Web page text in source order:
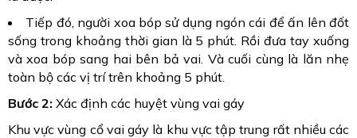
Tiếp đó, người xoa bóp sử dụng ngón cái để ấn lên đốt
sống trong khoảng thời gian là 5 phút. Rồi đưa tay xuống
và xoa bóp sang hai bên bả vai. Và cuối cùng là lăn nhẹ
toàn bộ các vị trí trên khoảng 5 phút.
Bước 2: Xác định các huyệt vùng vai gáy
Khu vực vùng cổ vai gáy là khu vực tập trung rất nhiều các